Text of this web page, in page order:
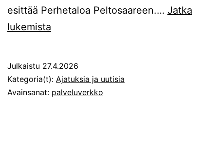
esittää Perhetaloa Peltosaareen.… Jatka
lukemista
kerran
Julkaistu 27.4.2026
Kategoria(t): Ajatuksia ja uutisia
Avainsanat: palveluverkko